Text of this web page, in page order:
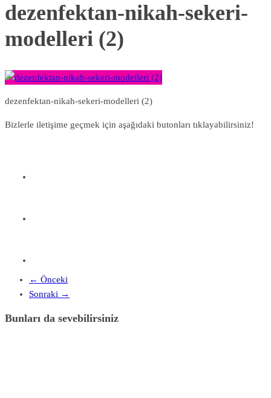
dezenfektan-nikah-sekeri-
modelleri (2)
dezenfektan-nikah-sekeri-modelleri (2)
Bizlerle iletişime geçmek için aşağıdaki butonları tıklayabilirsiniz!
← Önceki
Sonraki →
Bunları da sevebilirsiniz